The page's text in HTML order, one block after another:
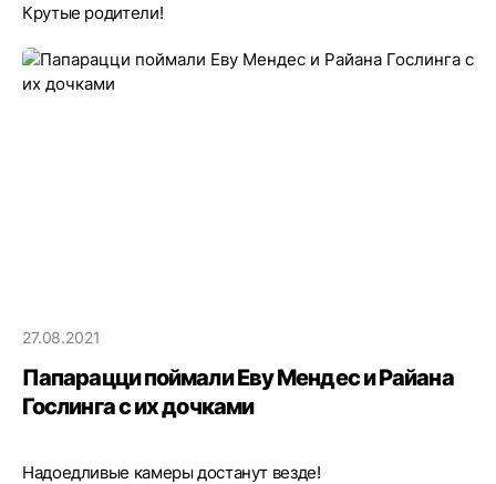
Крутые родители!
27.08.2021
Папарацци поймали Еву Мендес и Райана
Гослинга с их дочками
Надоедливые камеры достанут везде!